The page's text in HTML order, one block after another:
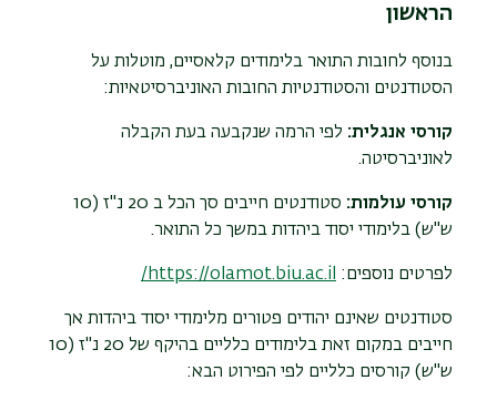
הראשון
בנוסף לחובות התואר בלימודים קלאסיים, מוטלות על
הסטודנטים והסטודנטיות החובות האוניברסיטאיות:
קורסי אנגלית: לפי הרמה שנקבעה בעת הקבלה
לאוניברסיטה.
קורסי עולמות:
סטודנטים חייבים סך הכל ב 20 נ"ז (10
ש"ש) בלימודי יסוד ביהדות במשך כל התואר.
לפרטים נוספים: https://olamot.biu.ac.il/
סטודנטים שאינם יהודים פטורים מלימודי יסוד ביהדות אך
חייבים במקום זאת בלימודים כלליים בהיקף של 20 נ"ז (10
ש"ש) קורסים כלליים לפי הפירוט הבא: